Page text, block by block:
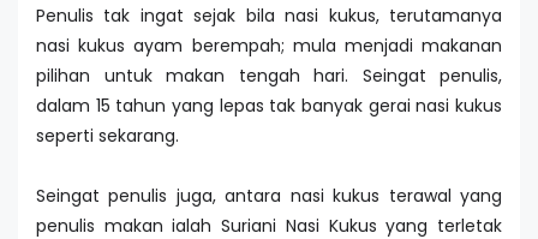
Penulis tak ingat sejak bila nasi kukus, terutamanya
nasi kukus ayam berempah; mula menjadi makanan
pilihan untuk makan tengah hari. Seingat penulis,
dalam 15 tahun yang lepas tak banyak gerai nasi kukus
seperti sekarang.
Seingat penulis juga, antara nasi kukus terawal yang
penulis makan ialah Suriani Nasi Kukus yang terletak